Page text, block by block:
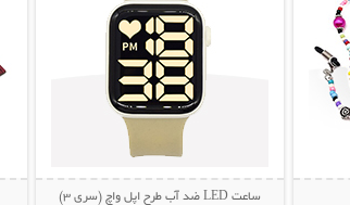
ساعت LED ضد آب طرح اپل واچ (سری 3)